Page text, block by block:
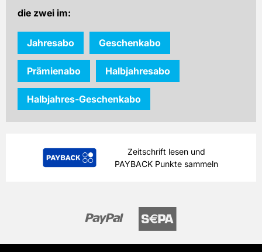
die zwei im:
Jahresabo Geschenkabo
Prämienabo Halbjahresabo
Halbjahres-Geschenkabo
Zeitschrift lesen und
PAYBACK Punkte sammeln